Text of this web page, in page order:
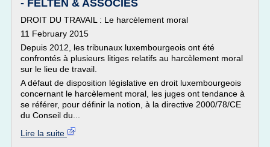
- FELTEN & ASSOCIES
DROIT DU TRAVAIL : Le harcèlement moral
11 February 2015
Depuis 2012, les tribunaux luxembourgeois ont été
confrontés à plusieurs litiges relatifs au harcèlement moral
sur le lieu de travail.
A défaut de disposition législative en droit luxembourgeois
concernant le harcèlement moral, les juges ont tendance à
se référer, pour définir la notion, à la directive 2000/78/CE
du Conseil du...
Lire la suite